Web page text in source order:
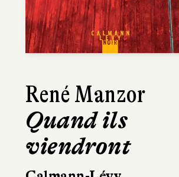
Isabelle
Lagarrigue
C'est l'histoire